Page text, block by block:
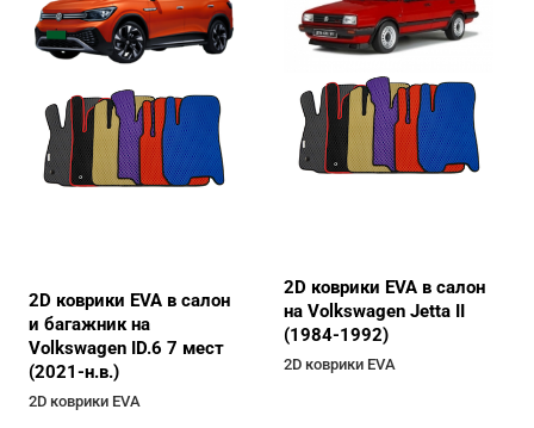
2D коврики EVA в салон
и багажник на
Volkswagen ID.6 7 мест
(2021-н.в.)
2D коврики EVA
2D коврики EVA в салон
на Volkswagen Jetta II
(1984-1992)
2D коврики EVA